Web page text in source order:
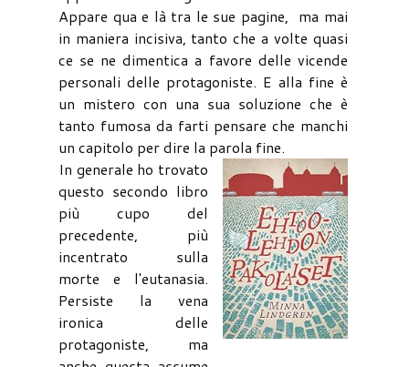
Appare qua e là tra le sue pagine, ma mai
in maniera incisiva, tanto che a volte quasi
ce se ne dimentica a favore delle vicende
personali delle protagoniste. E alla fine è
un mistero con una sua soluzione che è
tanto fumosa da farti pensare che manchi
un capitolo per dire la parola fine.
In generale ho trovato
questo secondo libro
più cupo del
precedente, più
incentrato sulla
morte e l'eutanasia.
Persiste la vena
ironica delle
protagoniste, ma